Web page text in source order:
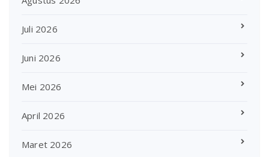
Juli 2026
Juni 2026
Mei 2026
April 2026
Maret 2026